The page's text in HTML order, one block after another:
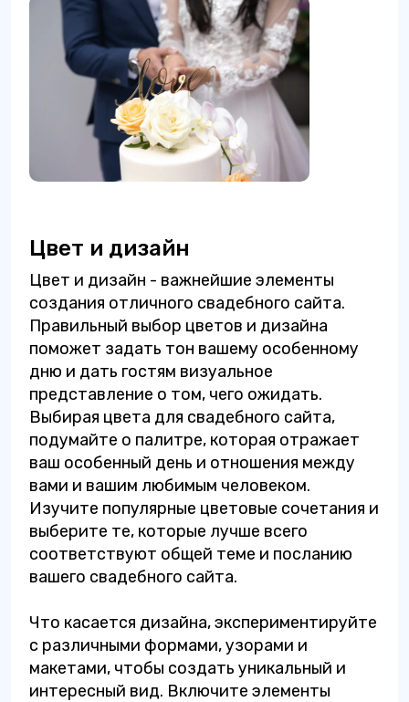
Цвет и дизайн
Цвет и дизайн - важнейшие элементы
создания отличного свадебного сайта.
Правильный выбор цветов и дизайна
поможет задать тон вашему особенному
дню и дать гостям визуальное
представление о том, чего ожидать.
Выбирая цвета для свадебного сайта,
подумайте о палитре, которая отражает
ваш особенный день и отношения между
вами и вашим любимым человеком.
Изучите популярные цветовые сочетания и
выберите те, которые лучше всего
соответствуют общей теме и посланию
вашего свадебного сайта.
Что касается дизайна, экспериментируйте
с различными формами, узорами и
макетами, чтобы создать уникальный и
интересный вид. Включите элементы